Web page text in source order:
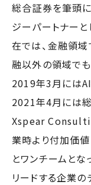
総合証券を筆頭
ジーパートナー
在では、金融領
融以外の領域でも
2019年3月には
2021年4月には総
Xspear
業時より付加価
とワンチームと
リードする企業の